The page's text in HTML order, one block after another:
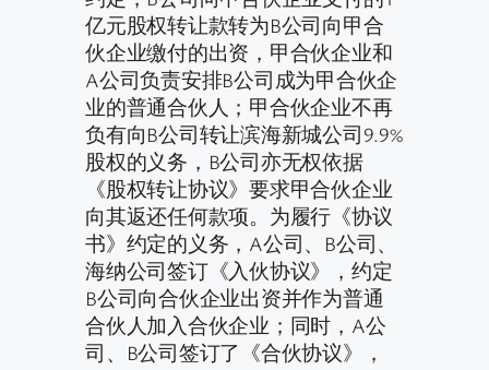
亿元股权转让款转为B公司向甲合
伙企业缴付的出资，甲合伙企业和
A公司负责安排B公司成为甲合伙企
业的普通合伙人；甲合伙企业不再
负有向B公司转让滨海新城公司9.9%
股权的义务，B公司亦无权依据
《股权转让协议》要求甲合伙企业
向其返还任何款项。为履行《协议
书》约定的义务，A公司、B公司、
海纳公司签订《入伙协议》，约定
B公司向合伙企业出资并作为普通
合伙人加入合伙企业；同时，A公
司、B公司签订了《合伙协议》，